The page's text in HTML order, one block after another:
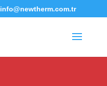
info@newtherm.com.tr